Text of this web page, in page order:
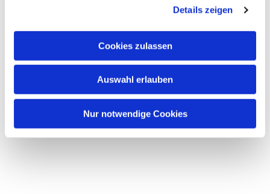
Details zeigen
Cookies zulassen
Auswahl erlauben
Nur notwendige Cookies
Dies könnte Sie auch
interessieren